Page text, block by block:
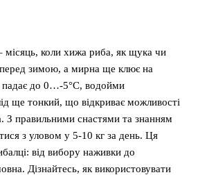
місяць, коли хижа риба, як щука чи
зимою, а мирна ще клює на
падає до 0…-5°C, водойми
ще тонкий, що відкриває можливості
З правильними снастями та знанням
з уловом у 5-10 кг за день. Ця
від вибору наживки до
Дізнайтесь, як використовувати